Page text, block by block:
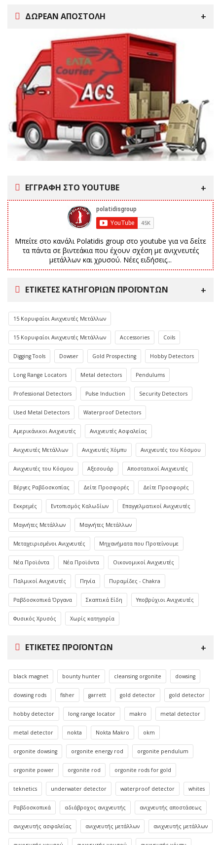
ΔΩΡΕΑΝ ΑΠΟΣΤΟΛΗ
ΕΓΓΡΑΦΗ ΣΤΟ YOUTUBE
Μπείτε στο κανάλι Polatidis group στο youtube για να δείτε
τα πάντα σε βιντεάκια που έχουν σχέση με ανιχνευτές
μετάλλων και χρυσού. Νέες ειδήσεις...
ΕΤΙΚΈΤΕΣ ΚΑΤΗΓΟΡΙΏΝ ΠΡΟΪΌΝΤΩΝ
15 Κορυφαίοι Ανιχνευτές Μετάλλων
15 Κορυφαίοι Ανιχνευτές Μετάλλων Accessories Coils
Digging Tools Dowser Gold Prospecting Hobby Detectors
Long Range Locators Metal detectors Pendulums
Professional Detectors Pulse Induction Security Detectors
Used Metal Detectors Waterproof Detectors
Αμερικάνικοι Ανιχνευτές Ανιχνευτές Ασφαλείας
Ανιχνευτές Μετάλλων Ανιχνευτές Χόμπυ Ανιχνευτές του Κόσμου
Ανιχνευτές του Κόσμου Αξεσουάρ Αποστατικοί Ανιχνευτές
Βέργες Ραβδοσκοπίας Δείτε Προσφορές Δείτε Προσφορές
Εκκρεμές Εντοπισμός Καλωδίων Επαγγελματικοί Ανιχνευτές
Μαγνήτες Μετάλλων Μαγνήτες Μετάλλων
Μεταχειρισμένοι Ανιχνευτές Μηχανήματα που Προτείνουμε
Νέα Προϊόντα Νέα Προϊόντα Οικονομικοί Ανιχνευτές
Παλμικοί Ανιχνευτές Πηνία Πυραμίδες - Chakra
Ραβδοσκοπικά Όργανα Σκαπτικά Είδη Υποβρύχιοι Ανιχνευτές
Φυσικός Χρυσός Χωρίς κατηγορία
ΕΤΙΚΈΤΕΣ ΠΡΟΪΌΝΤΩΝ
black magnet bounty hunter cleansing orgonite dowsing
dowsing rods fisher garrett gold detector gold detector
hobby detector long range locator makro metal detector
metal detector nokta Nokta Makro okm
orgonite dowsing orgonite energy rod orgonite pendulum
orgonite power orgonite rod orgonite rods for gold
teknetics underwater detector waterproof detector whites
Ραβδοσκοπικά αδιάβροχος ανιχνευτής ανιχνευτής αποστάσεως
ανιχνευτής ασφαλείας ανιχνευτής μετάλλων ανιχνευτής μετάλλων